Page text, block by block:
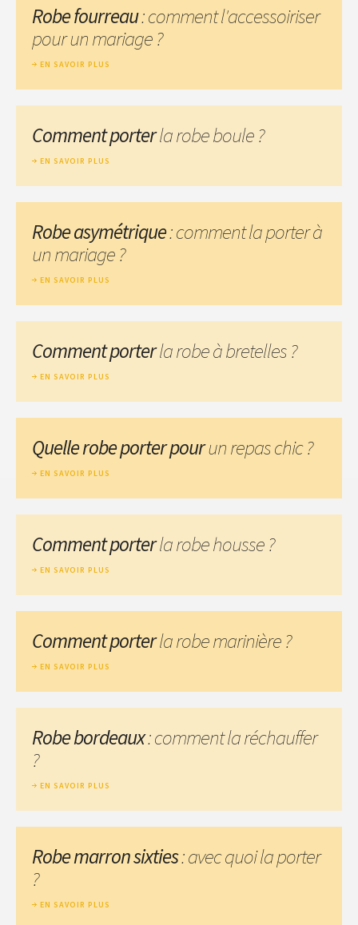
Robe fourreau: comment l'accessoiriser
pour un mariage ?
EN SAVOIR PLUS
Comment porterla robe boule ?
EN SAVOIR PLUS
Robe asymétrique: comment la porter à
un mariage ?
EN SAVOIR PLUS
Comment porterla robe à bretelles ?
EN SAVOIR PLUS
Quelle robe porter pourun repas chic ?
EN SAVOIR PLUS
Comment porterla robe housse ?
EN SAVOIR PLUS
Comment porterla robe marinière ?
EN SAVOIR PLUS
Robe bordeaux: comment la réchauffer
?
EN SAVOIR PLUS
Robe marron sixties: avec quoi la porter
?
EN SAVOIR PLUS